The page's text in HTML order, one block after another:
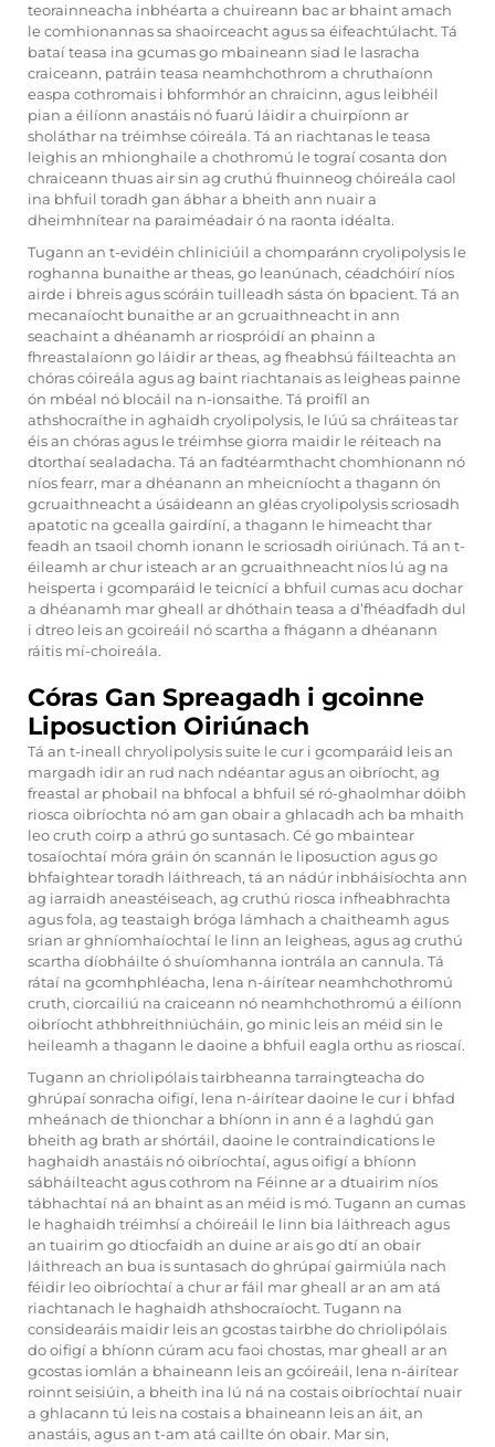
teorainneacha inbhéarta a chuireann bac ar bhaint amach
le comhionannas sa shaoirceacht agus sa éifeachtúlacht. Tá
bataí teasa ina gcumas go mbaineann siad le lasracha
craiceann, patráin teasa neamhchothrom a chruthaíonn
easpa cothromais i bhformhór an chraicinn, agus leibhéil
pian a éilíonn anastáis nó fuarú láidir a chuirpíonn ar
sholáthar na tréimhse cóireála. Tá an riachtanas le teasa
leighis an mhionghaile a chothromú le tograí cosanta don
chraiceann thuas air sin ag cruthú fhuinneog chóireála caol
ina bhfuil toradh gan ábhar a bheith ann nuair a
dheimhnítear na paraiméadair ó na raonta idéalta.
Tugann an t-evidéin chliniciúil a chomparánn cryolipolysis le
roghanna bunaithe ar theas, go leanúnach, céadchóirí níos
airde i bhreis agus scóráin tuilleadh sásta ón bpacient. Tá an
mecanaíocht bunaithe ar an gcruaithneacht in ann
seachaint a dhéanamh ar riospróidí an phainn a
fhreastalaíonn go láidir ar theas, ag fheabhsú fáilteachta an
chóras cóireála agus ag baint riachtanais as leigheas painne
ón mbéal nó blocáil na n-ionsaithe. Tá proifíl an
athshocraíthe in aghaidh cryolipolysis, le lúú sa chráiteas tar
éis an chóras agus le tréimhse giorra maidir le réiteach na
dtorthaí sealadacha. Tá an fadtéarmthacht chomhionann nó
níos fearr, mar a dhéanann an mheicníocht a thagann ón
gcruaithneacht a úsáideann an gléas cryolipolysis scriosadh
apatotic na gcealla gairdíní, a thagann le himeacht thar
feadh an tsaoil chomh ionann le scriosadh oiriúnach. Tá an t-
éileamh ar chur isteach ar an gcruaithneacht níos lú ag na
heisperta i gcomparáid le teicnící a bhfuil cumas acu dochar
a dhéanamh mar gheall ar dhóthain teasa a d’fhéadfadh dul
i dtreo leis an gcoireáil nó scartha a fhágann a dhéanann
ráitis mí-choireála.
Córas Gan Spreagadh i gcoinne
Liposuction Oiriúnach
Tá an t-ineall chryolipolysis suite le cur i gcomparáid leis an
margadh idir an rud nach ndéantar agus an oibríocht, ag
freastal ar phobail na bhfocal a bhfuil sé ró-ghaolmhar dóibh
riosca oibríochta nó am gan obair a ghlacadh ach ba mhaith
leo cruth coirp a athrú go suntasach. Cé go mbaintear
tosaíochtaí móra gráin ón scannán le liposuction agus go
bhfaightear toradh láithreach, tá an nádúr inbháisíochta ann
ag iarraidh aneastéiseach, ag cruthú riosca infheabhrachta
agus fola, ag teastaigh bróga lámhach a chaitheamh agus
srian ar ghníomhaíochtaí le linn an leigheas, agus ag cruthú
scartha díobháilte ó shuíomhanna iontrála an cannula. Tá
rátaí na gcomhphléacha, lena n-áirítear neamhchothromú
cruth, ciorcailiú na craiceann nó neamhchothromú a éilíonn
oibríocht athbhreithniúcháin, go minic leis an méid sin le
heileamh a thagann le daoine a bhfuil eagla orthu as rioscaí.
Tugann an chriolipólais tairbheanna tarraingteacha do
ghrúpaí sonracha oifigí, lena n-áirítear daoine le cur i bhfad
mheánach de thionchar a bhíonn in ann é a laghdú gan
bheith ag brath ar shórtáil, daoine le contraindications le
haghaidh anastáis nó oibríochtaí, agus oifigí a bhíonn
sábháilteacht agus cothrom na Féinne ar a dtuairim níos
tábhachtaí ná an bhaint as an méid is mó. Tugann an cumas
le haghaidh tréimhsí a chóireáil le linn bia láithreach agus
an tuairim go dtiocfaidh an duine ar ais go dtí an obair
láithreach an bua is suntasach do ghrúpaí gairmiúla nach
féidir leo oibríochtaí a chur ar fáil mar gheall ar an am atá
riachtanach le haghaidh athshocraíocht. Tugann na
considearáis maidir leis an gcostas tairbhe do chriolipólais
do oifigí a bhíonn cúram acu faoi chostas, mar gheall ar an
gcostas iomlán a bhaineann leis an gcóireáil, lena n-áirítear
roinnt seisiúin, a bheith ina lú ná na costais oibríochtaí nuair
a ghlacann tú leis na costais a bhaineann leis an áit, an
anastáis, agus an t-am atá caillte ón obair. Mar sin,